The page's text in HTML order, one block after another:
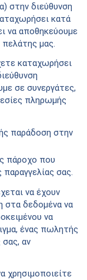
στην διεύθυνση
κατά
να αποθηκεύουμε
μας.
καταχωρήσει
σε συνεργάτες,
πληρωμής
παράδοση στην
πάροχο που
σας.
να έχουν
στα δεδομένα να
να
ένας πωλητής
σας, αν
χρησιμοποιείτε